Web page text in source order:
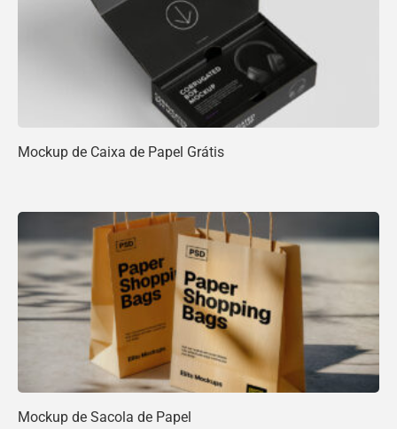
Mockup de Caixa de Papel Grátis
Mockup de Sacola de Papel